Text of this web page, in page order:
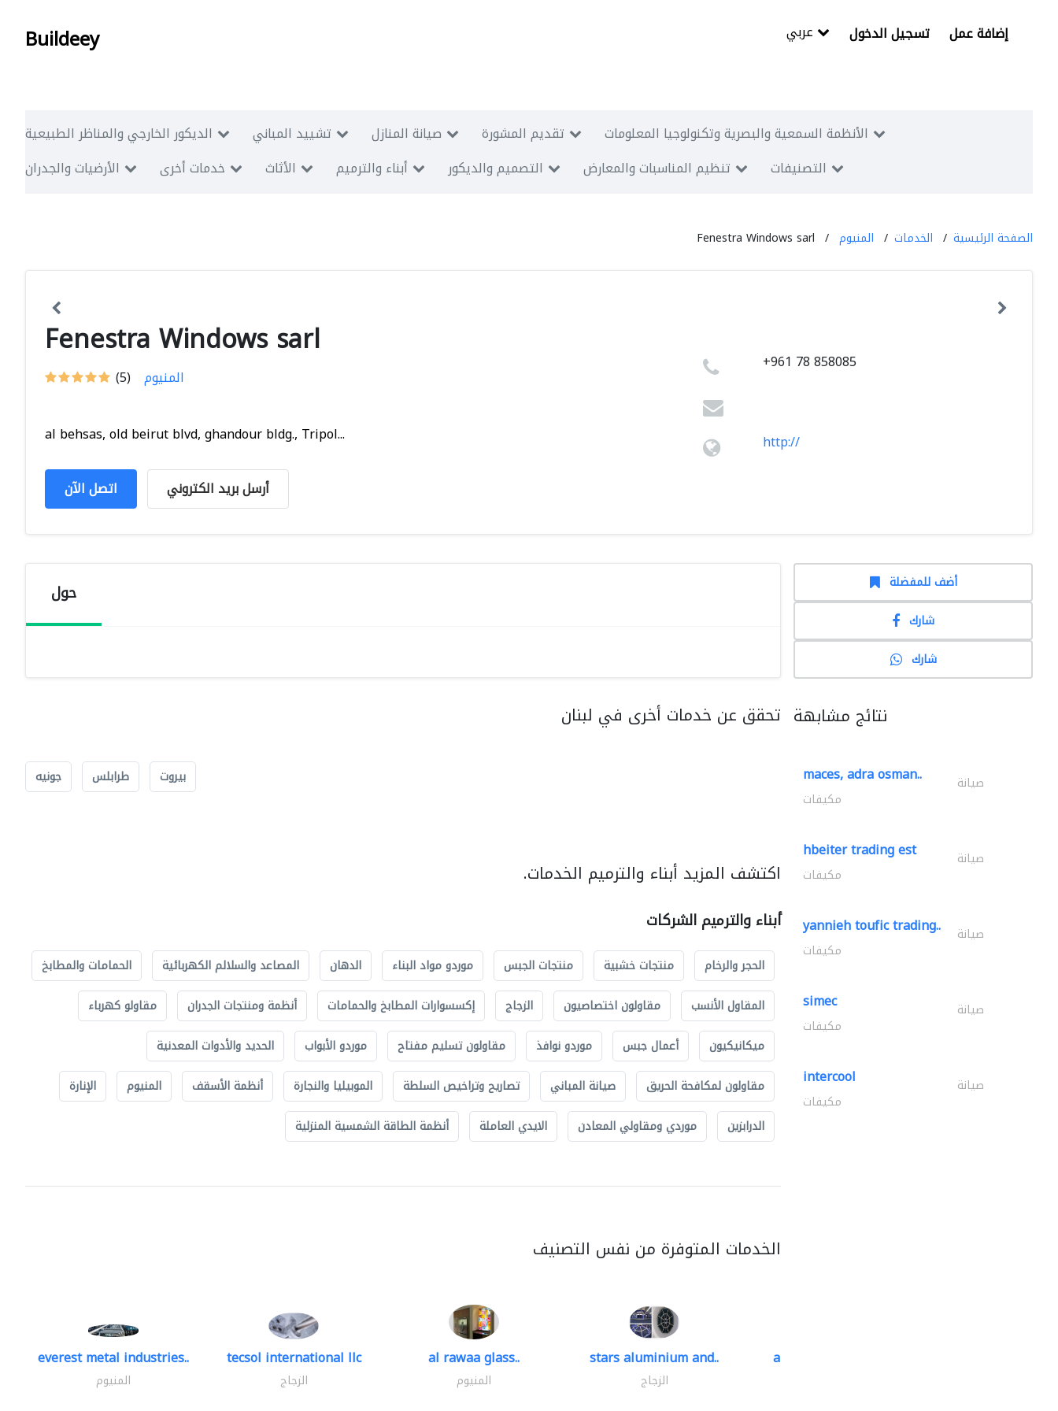
Buildeey تسجيل الدخول إضافة عمل
الديكور الخارجي والمناظر الطبيعية تشييد المباني صيانة المنازل تقديم المشورة
الأنظمة السمعية والبصرية وتكنولوجيا المعلومات
الأرضيات والجدران
خدمات أخرى الأثاث أبناء والترميم التصميم والديكور تنظيم المناسبات والمعارض التصنيفات
الصفحة الرئيسية الخدمات المنيوم Fenestra Windows sarl
Fenestra Windows sarl
(5) المنيوم
al behsas, old beirut blvd, ghandour bldg., Tripol...
اتصل الآن أرسل بريد الكتروني
+961 78 858085
http://
حول
تحقق عن خدمات أخرى في لبنان
بيروت طرابلس جونيه
اكتشف المزيد أبناء والترميم الخدمات.
أبناء والترميم الشركات
الحجر والرخام منتجات خشبية منتجات الجبس موردو مواد البناء الدهان المصاعد والسلالم الكهربائية
الحمامات والمطابخ
المقاول الأنسب
مقاولون اختصاصيون الزجاج إكسسوارات المطابخ والحمامات أنظمة ومنتجات الجدران
مقاولو كهرباء
ميكانيكيون
أعمال جبس موردو نوافذ مقاولون تسليم مفتاح موردو الأبواب
الحديد والأدوات المعدنية
مقاولون لمكافحة الحريق
صيانة المباني تصاريح وتراخيص السلطة الموبيليا والنجارة أنظمة الأسقف المنيوم
الإنارة
الدرابزين
موردي ومقاولي المعادن الايدي العاملة أنظمة الطاقة الشمسية المنزلية
الخدمات المتوفرة من نفس التصنيف
everest metal industries..
المنيوم
tecsol international llc
الزجاج
al rawaa glass..
المنيوم
stars aluminium and..
الزجاج
al barary aluminum..
أضف للمفضلة
شارك
شارك
نتائج مشابهة
maces, adra osman.. صيانة
مكيفات
hbeiter trading est صيانة
مكيفات
yannieh toufic trading.. صيانة
مكيفات
simec صيانة
مكيفات
intercool صيانة
مكيفات